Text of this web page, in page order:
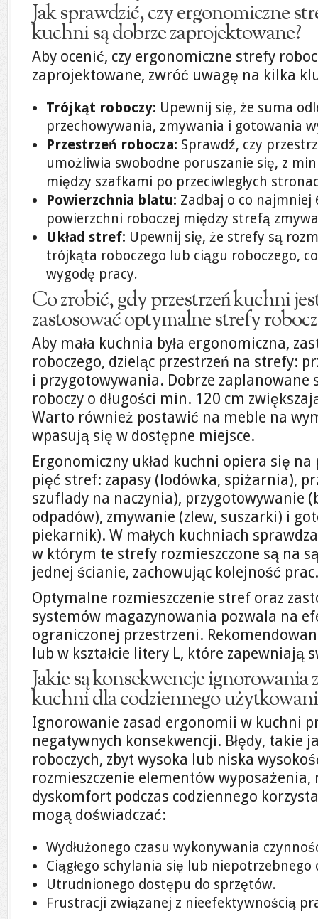
Jak sprawdzić, czy ergonomiczne
kuchni są dobrze zaprojektowane?
Aby ocenić, czy ergonomiczne strefy
zaprojektowane, zwróć uwagę na kilka
Trójkąt roboczy: Upewnij się, że suma
przechowywania, zmywania i gotowania
Przestrzeń robocza: Sprawdź, czy
umożliwia swobodne poruszanie się, z
między szafkami po przeciwległych
Powierzchnia blatu: Zadbaj o co najmniej
powierzchni roboczej między strefą
Układ stref: Upewnij się, że strefy są
trójkąta roboczego lub ciągu roboczego,
wygodę pracy.
Co zrobić, gdy przestrzeń kuchni
zastosować optymalne strefy
Aby mała kuchnia była ergonomiczna,
roboczego, dzieląc przestrzeń na strefy:
i przygotowywania. Dobrze zaplanowane
roboczy o długości min. 120 cm
Warto również postawić na meble na
wpasują się w dostępne miejsce.
Ergonomiczny układ kuchni opiera się
pięć stref: zapasy (lodówka, spiżarnia),
szuflady na naczynia), przygotowywanie
odpadów), zmywanie (zlew, suszarki) i
piekarnik). W małych kuchniach
w którym te strefy rozmieszczone są na
jednej ścianie, zachowując kolejność prac.
Optymalne rozmieszczenie stref oraz
systemów magazynowania pozwala na
ograniczonej przestrzeni.
lub w kształcie litery L, które zapewniają
Jakie są konsekwencje ignorowania
kuchni dla codziennego
Ignorowanie zasad ergonomii w kuchni
negatywnych konsekwencji. Błędy, takie
roboczych, zbyt wysoka lub niska
rozmieszczenie elementów
dyskomfort podczas codziennego
mogą doświadczać:
Wydłużonego czasu wykonywania
Ciągłego schylania się lub niepotrzebnego
Utrudnionego dostępu do sprzętów.
Frustracji związanej z nieefektywnością